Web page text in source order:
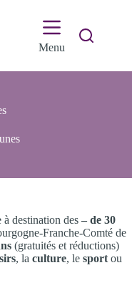
Menu
à destination des – de 30
Franche-Comté de
(gratuités et réductions)
, la culture, le sport ou